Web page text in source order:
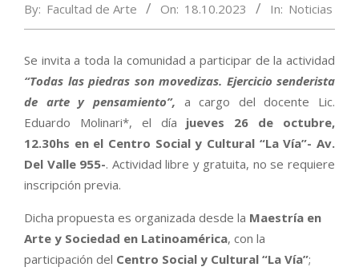
By: Facultad de Arte On: 18.10.2023 In: Noticias
Se invita a toda la comunidad a participar de la actividad
“Todas las piedras son movedizas. Ejercicio senderista
de arte y pensamiento”, a cargo del docente Lic.
Eduardo Molinari*, el día jueves 26 de octubre,
12.30hs en el Centro Social y Cultural “La Vía”- Av.
Del Valle 955-. Actividad libre y gratuita, no se requiere
inscripción previa.
Dicha propuesta es organizada desde la Maestría en
Arte y Sociedad en Latinoamérica, con la
participación del Centro Social y Cultural “La Vía”;